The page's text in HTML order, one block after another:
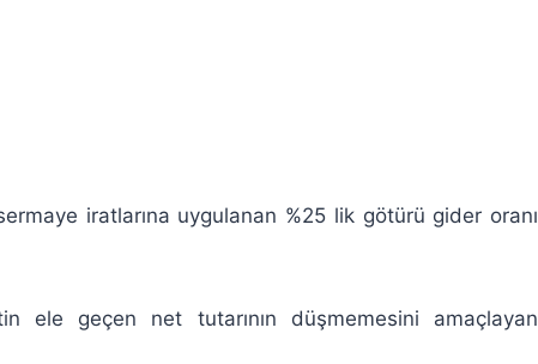
iratlarına uygulanan %25 lik götürü gider oranı
ele geçen net tutarının düşmemesini amaçlayan